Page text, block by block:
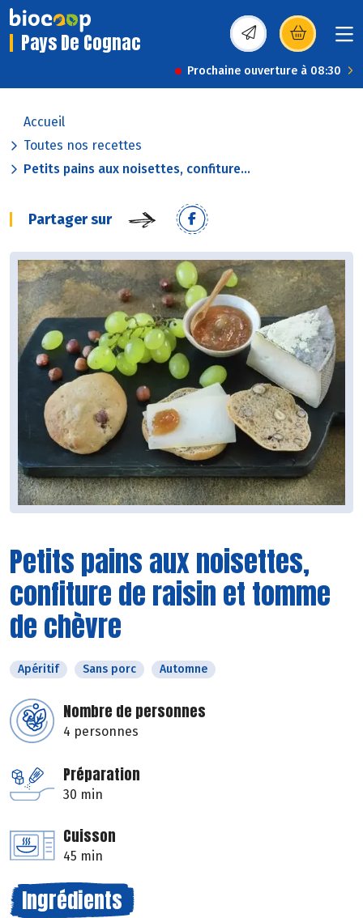
Pays De Cognac (s’ouvre dans une
Prochaine ouverture à 08:30
Accueil
Toutes nos recettes
Petits pains aux noisettes, confiture...
Partager sur
Petits pains aux noisettes,
confiture de raisin et tomme
de chèvre
Apéritif Sans porc Automne
Nombre de personnes
4 personnes
Préparation
30 min
Cuisson
45 min
Ingrédients